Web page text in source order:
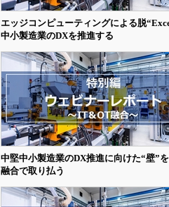
エッジコンピューティングによる脱
中小製造業のDXを推進する
中堅中小製造業のDX推進に向けた“壁”
融合で取り払う